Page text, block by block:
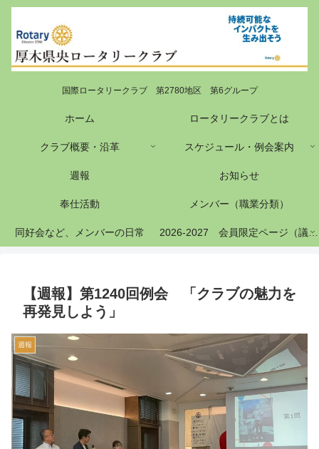
国際ロータリークラブ 第2780地区 第6グループ
ホーム ロータリークラブとは
クラブ概要・沿革 スケジュール・例会案内
週報 お知らせ
奉仕活動 メンバー（職業分類）
同好会など、メンバーの日常 2026-2027 会員限定ページ（議事録等）
【週報】第1240回例会 「クラブの魅力を
再発見しよう」
週報